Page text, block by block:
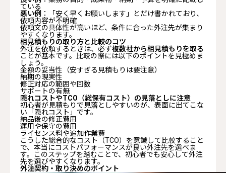
ている
悪い例 ：「安く早くお願いします」とだけ書かれており、
依頼内容が不明確
依頼文の具体性が高いほど、条件に合った外注先が集まり
やすくなります。
相見積もりの取り方と比較のコツ
外注を依頼するときは、必ず複数社から相見積もりを取る
ことが基本です。比較の際には以下のポイントを見極めま
しょう。
金額の妥当性（安すぎる見積もりは要注意）
納期の現実性
修正対応の範囲や回数
サポートの有無
隠れコストやTCO（総保有コスト）の見落としに注意
初心者が見積もりで見落としやすいのが、表面に出てこな
い「隠れコスト」です。
納品後の修正費用
運用や保守の費用
ライセンス料や追加作業費
こうした総合的なコスト（TCO）を意識して比較すること
で、本当にコストパフォーマンスが良い外注先を選べま
す。このステップを踏むことで、初心者でも安心して外注
先を選びやすくなります。
外注契約・取り決めのポイント